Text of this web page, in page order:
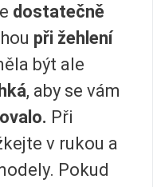
dostatečně
při žehlení
být ale
, aby se vám
Při
v rukou a
Pokud